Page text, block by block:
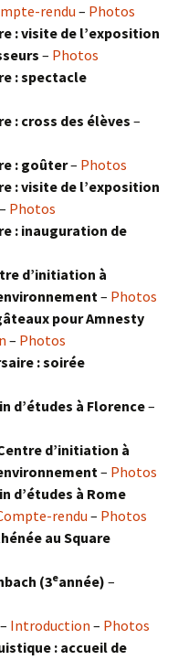
rendu – Photos
: visite de l’exposition
– Photos
: spectacle
: cross des élèves –
: goûter– Photos
: visite de l’exposition
– Photos
: inauguration de
d’initiation à
– Photos
pour Amnesty
– Photos
: soirée
d’études à Florence–
d’initiation à
– Photos
d’études à Rome
rendu – Photos
au Square
(3eannée) –
– Introduction – Photos
: accueil de